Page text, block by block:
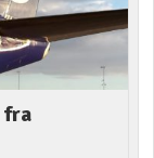
fra